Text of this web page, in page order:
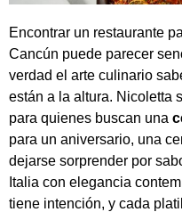
Encontrar un restaurante
Cancún puede parecer
verdad el arte culinario
están a la altura. Nicoletta
para quienes buscan una
para un aniversario, una
dejarse sorprender por
Italia con elegancia
tiene intención, y cada